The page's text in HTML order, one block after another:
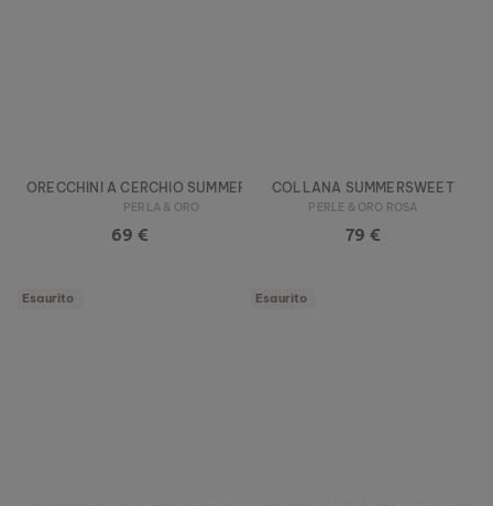
ORECCHINI A CERCHIO SUMMERSWEET
PERLA & ORO
69 €
COLLANA SUMMERSWEET
PERLE & ORO ROSA
79 €
Esaurito Esaurito